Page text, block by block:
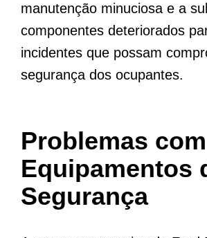
manutenção minuciosa e a
componentes deteriorados
incidentes que possam
segurança dos ocupantes.
Problemas com
Equipamentos
Segurança